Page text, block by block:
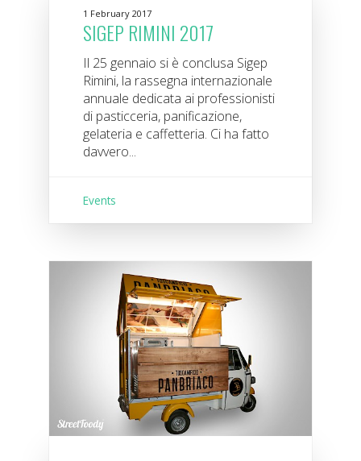
1 February 2017
SIGEP RIMINI 2017
Il 25 gennaio si è conclusa Sigep
Rimini, la rassegna internazionale
annuale dedicata ai professionisti
di pasticceria, panificazione,
gelateria e caffetteria. Ci ha fatto
davvero...
Events